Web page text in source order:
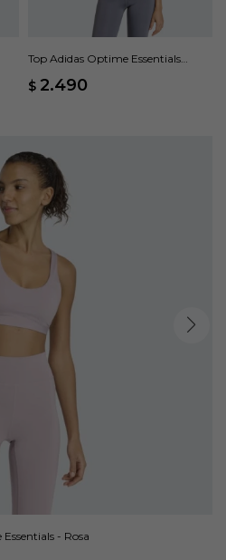
Top Adidas Optime Essentials
$ 2.490
- Rosa